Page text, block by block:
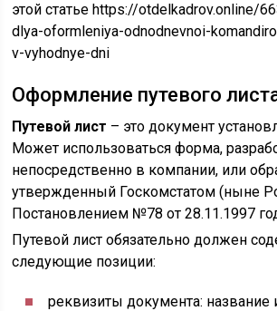
этой статье https://otdelkadrov.online/
dlya-oformleniya-odnodnevnoi-
v-vyhodnye-dni
Оформление путевого
Путевой лист – это документ
Может использоваться форма,
непосредственно в компании, или
утвержденный Госкомстатом (ныне
Постановлением №78 от 28.11.1997
Путевой лист обязательно должен
следующие позиции:
реквизиты документа: название